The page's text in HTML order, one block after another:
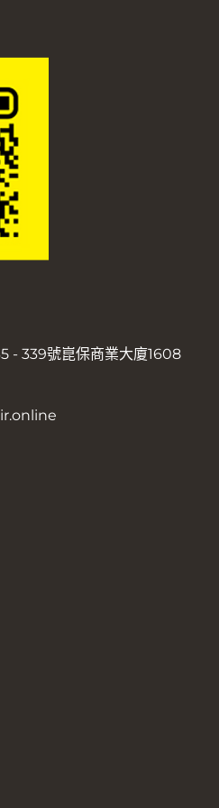
- 339號崑保商業大廈1608